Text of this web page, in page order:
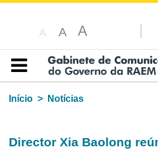
A A A
Índice
Início
Notícias
Director Xia Baolong